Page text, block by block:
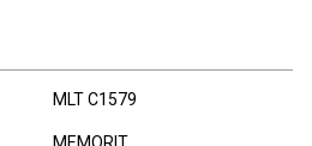
MLT C1579